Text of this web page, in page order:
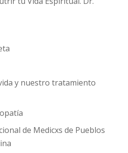
y nuestro tratamiento
de Medicxs de Pueblos